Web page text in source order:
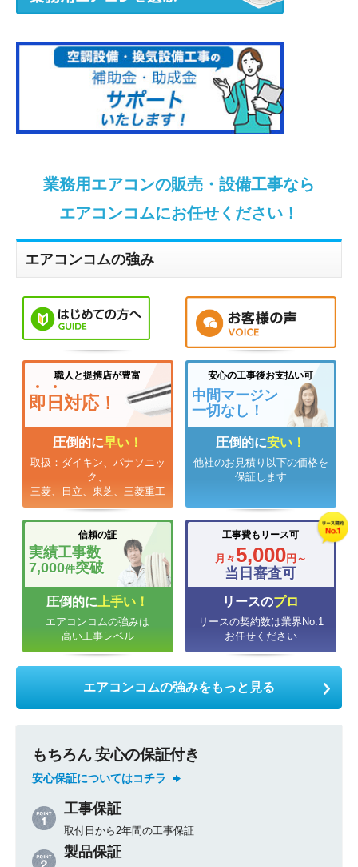
業務用エアコンの販売・設備工事なら
エアコンコムにお任せください！
エアコンコムの強み
職人と提携店が豊富
即 日 対応！
圧倒的に早い！
取扱：ダイキン、パナソニッ
ク、
三菱、日立、東芝、三菱重工
安心の工事後お支払い可
中間マージン
一切なし！
圧倒的に安い！
他社のお見積り以下の価格を
保証します
信頼の証
実績工事数
7,000件突破
圧倒的に 上手い！
エアコンコムの強みは
高い工事レベル
工事費もリース可
月々 5,000円～
当日審査可
リースのプロ
リースの契約数は業界No.1
お任せください
エアコンコムの強みをもっと見る
もちろん 安心の保証付き
安心保証についてはコチラ
工事保証
取付日から2年間の工事保証
製品保証